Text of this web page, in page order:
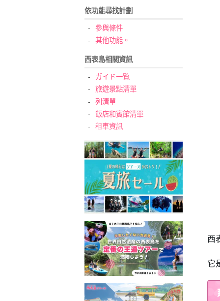
依功能尋找計劃
參與條件
其他功能。
西表島相關資訊
ガイド一覧
旅遊景點清單
列清單
飯店和賓館清單
租車資訊
西
它